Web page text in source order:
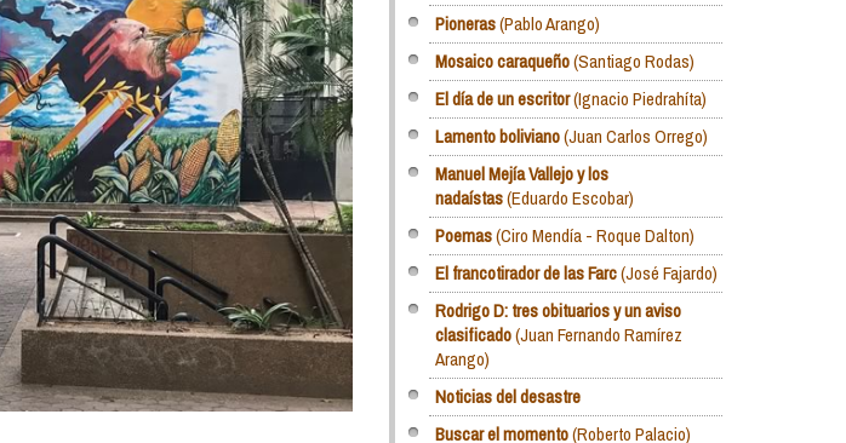
Pioneras(Pablo Arango)
Mosaico caraqueño(Santiago Rodas)
El día de un escritor(Ignacio Piedrahíta)
Lamento boliviano(Juan Carlos Orrego)
Manuel Mejía Vallejo y los
nadaístas(Eduardo Escobar)
Poemas(Ciro Mendía - Roque Dalton)
El francotirador de las Farc(José Fajardo)
Rodrigo D: tres obituarios y un aviso
clasificado(Juan Fernando Ramírez
Arango)
Noticias del desastre
Buscar el momento(Roberto Palacio)